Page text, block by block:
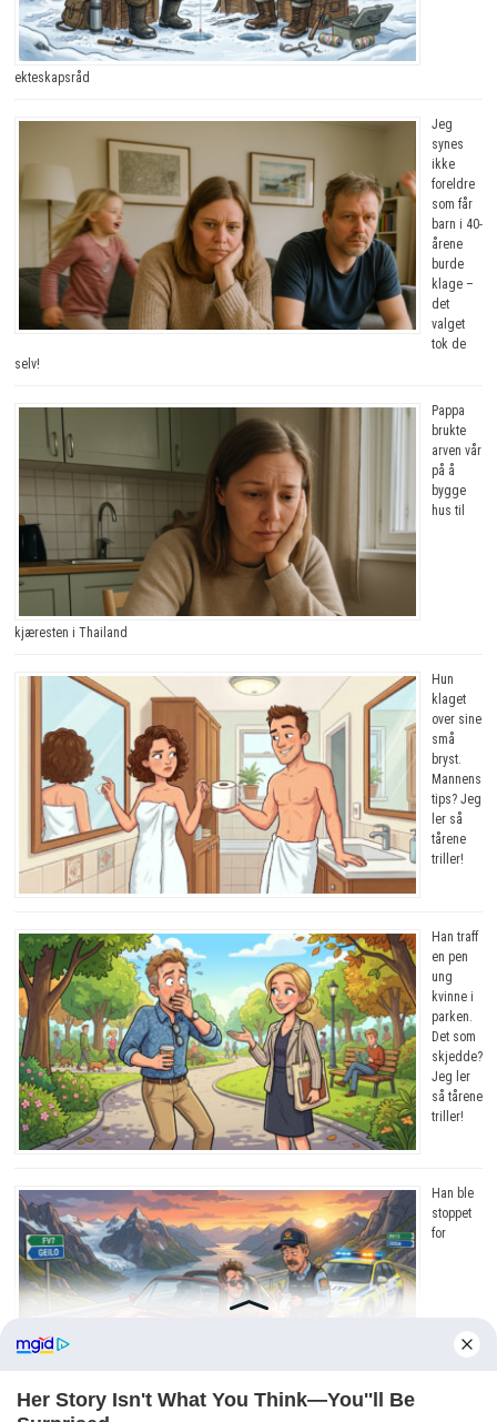
ekteskapsråd
Jeg
synes
ikke
foreldre
som får
barn i 40-
årene
burde
klage –
det
valget
tok de
selv!
Pappa
brukte
arven vår
på å
bygge
hus til
kjæresten i Thailand
Hun
klaget
over sine
små
bryst.
Mannens
tips? Jeg
ler så
tårene
triller!
Han traff
en pen
ung
kvinne i
parken.
Det som
skjedde?
Jeg ler
så tårene
triller!
Han ble
stoppet
for